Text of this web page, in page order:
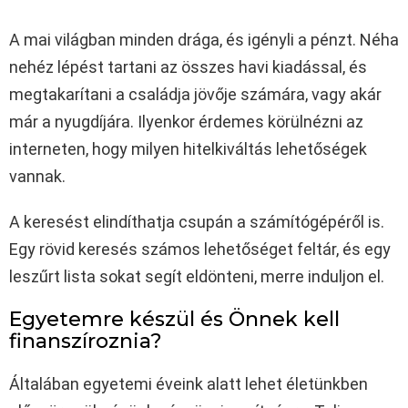
A mai világban minden drága, és igényli a pénzt. Néha
nehéz lépést tartani az összes havi kiadással, és
megtakarítani a családja jövője számára, vagy akár
már a nyugdíjára. Ilyenkor érdemes körülnézni az
interneten, hogy milyen hitelkiváltás lehetőségek
vannak.
A keresést elindíthatja csupán a számítógépéről is.
Egy rövid keresés számos lehetőséget feltár, és egy
leszűrt lista sokat segít eldönteni, merre induljon el.
Egyetemre készül és Önnek kell
finanszíroznia?
Általában egyetemi éveink alatt lehet életünkben